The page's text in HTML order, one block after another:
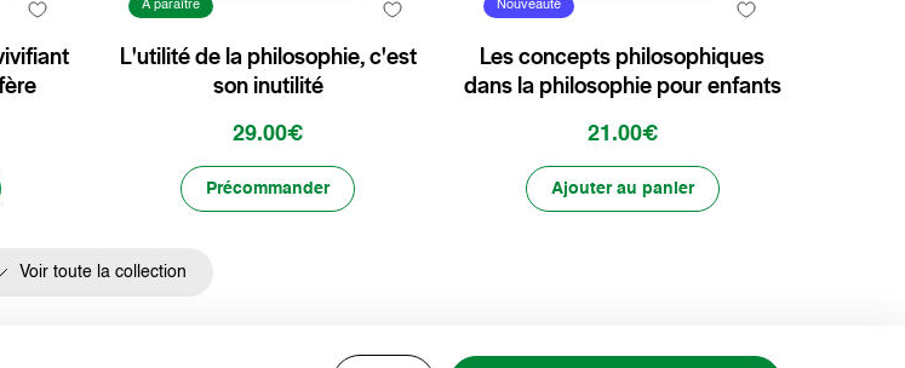
À paraître
L'utilité de la philosophie, c'est
son inutilité
29.00€
Précommander
Nouveauté
Les concepts philosophiques
dans la philosophie pour enfants
21.00€
Ajouter au panier
Voir toute la collection